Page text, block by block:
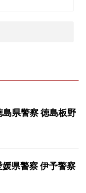
県警察 徳島板野
県警察 伊予警察